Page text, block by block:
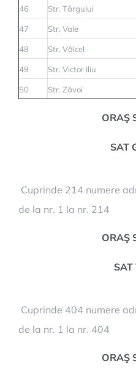
46 Str. Târgului
47 Str. Vale
48 Str. Vâlcel
49 Str. Victor Iliu
50 Str. Zăvoi
ORAŞ
SAT
Cuprinde 214 numere
de la nr. 1 la nr. 214
ORAŞ
SAT
Cuprinde 404 numere
de la nr. 1 la nr. 404
ORAŞ